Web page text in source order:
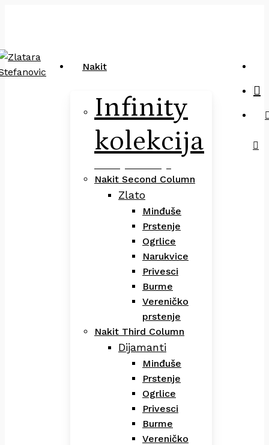
content
Nakit
Infinity
kolekcija
Nakit Second Column
Zlato
Minđuše
Prstenje
Ogrlice
Narukvice
Privesci
Burme
Vereničko
prstenje
Nakit Third Column
Dijamanti
Minđuše
Prstenje
Ogrlice
Privesci
Burme
Vereničko